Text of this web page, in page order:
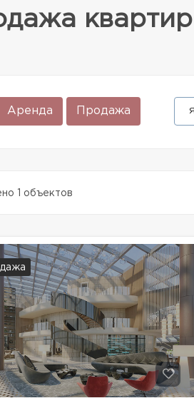
Аренда Продажа
1 объектов